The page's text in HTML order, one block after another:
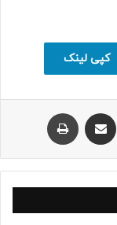
کپی لینک
واتس آپ اشتراک با ایمیل